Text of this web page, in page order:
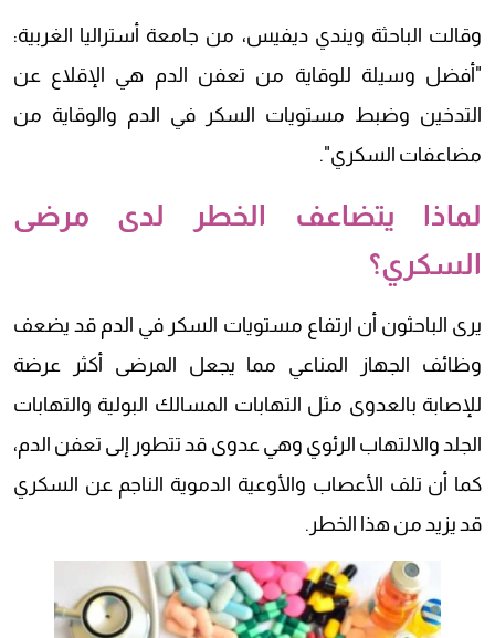
وقالت الباحثة ويندي ديفيس، من جامعة أستراليا الغربية:
"أفضل وسيلة للوقاية من تعفن الدم هي الإقلاع عن
التدخين وضبط مستويات السكر في الدم والوقاية من
مضاعفات السكري".
لماذا يتضاعف الخطر لدى مرضى
السكري؟
يرى الباحثون أن ارتفاع مستويات السكر في الدم قد يضعف
وظائف الجهاز المناعي مما يجعل المرضى أكثر عرضة
للإصابة بالعدوى مثل التهابات المسالك البولية والتهابات
الجلد والالتهاب الرئوي وهي عدوى قد تتطور إلى تعفن الدم،
كما أن تلف الأعصاب والأوعية الدموية الناجم عن السكري
قد يزيد من هذا الخطر.